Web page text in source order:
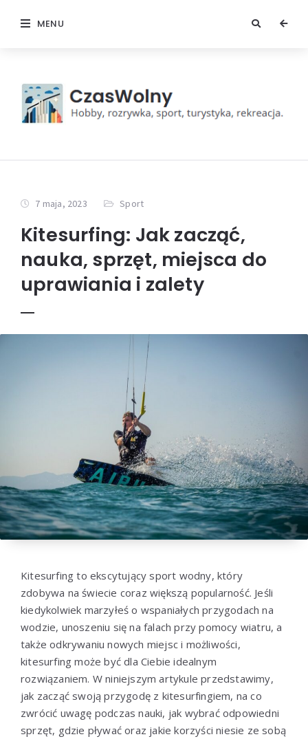
MENU
7 maja, 2023 Sport
Kitesurfing: Jak zacząć,
nauka, sprzęt, miejsca do
uprawiania i zalety
Kitesurfing to ekscytujący sport wodny, który
zdobywa na świecie coraz większą popularność. Jeśli
kiedykolwiek marzyłeś o wspaniałych przygodach na
wodzie, unoszeniu się na falach przy pomocy wiatru, a
także odkrywaniu nowych miejsc i możliwości,
kitesurfing może być dla Ciebie idealnym
rozwiązaniem. W niniejszym artykule przedstawimy,
jak zacząć swoją przygodę z kitesurfingiem, na co
zwrócić uwagę podczas nauki, jak wybrać odpowiedni
sprzęt, gdzie pływać oraz jakie korzyści niesie ze sobą